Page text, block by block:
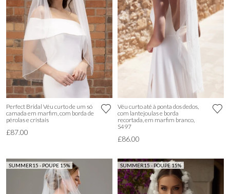
Perfect Bridal Véu curto de um só
camada em marfim, com borda de
pérolas e cristais
£87.00
Véu curto até à ponta dos dedos,
com lantejoulas e borda
recortada, em marfim branco,
S497
£86.00
SUMMER15 - POUPE 15% SUMMER15 - POUPE 15%